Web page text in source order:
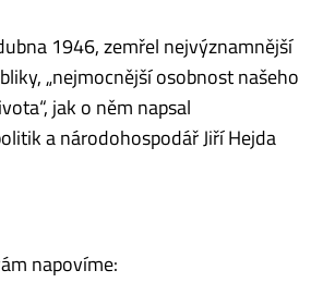
1946, zemřel nejvýznamnější
„nejmocnější osobnost našeho
jak o něm napsal
a národohospodář Jiří Hejda
napovíme: